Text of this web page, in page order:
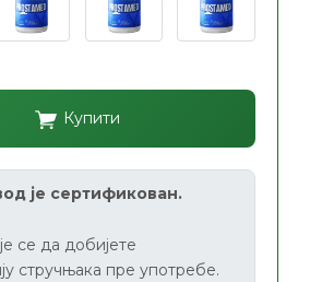
Купити
је сертификован.
се да добијете
стручњака пре употребе.